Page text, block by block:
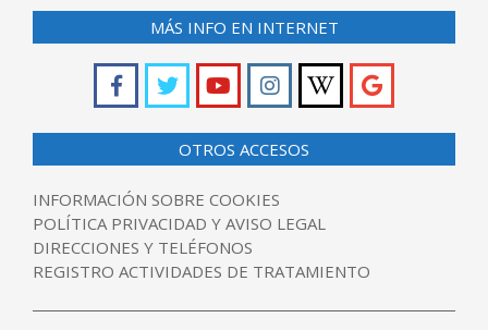
MÁS INFO EN INTERNET
OTROS ACCESOS
INFORMACIÓN SOBRE COOKIES
POLÍTICA PRIVACIDAD Y AVISO LEGAL
DIRECCIONES Y TELÉFONOS
REGISTRO ACTIVIDADES DE TRATAMIENTO